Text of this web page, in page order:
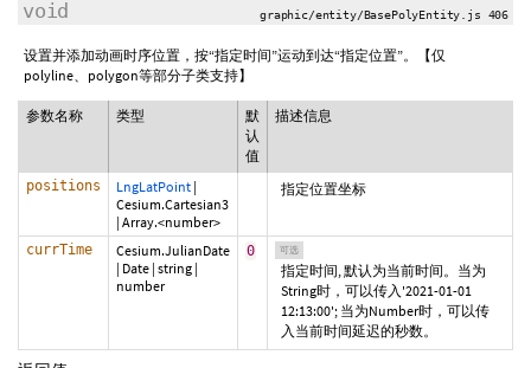
void
graphic/entity/BasePolyEntity.js 406
设置并添加动画时序位置，按“指定时间”运动到达“指定位置”。【仅
polyline、polygon等部分子类支持】
参数名称 类型
默
认
值
描述信息
positions LngLatPoint |
Cesium.Cartesian3
| Array.<number>
指定位置坐标
currTime
Cesium.JulianDate
| Date | string |
number
0 可选
指定时间, 默认为当前时间。当为
String时，可以传入'2021-01-01
12:13:00'; 当为Number时，可以传
入当前时间延迟的秒数。